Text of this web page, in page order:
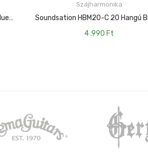
Soundsation HBM20-B 20 Hangú Blues Szájharmonika B Hangolású
Szájharmonika
4 .990 Ft
KOSÁRBA TESZEM